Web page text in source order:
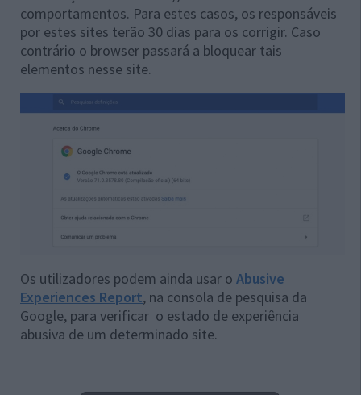
comportamentos. Para estes casos, os responsáveis
por estes sites terão 30 dias para os corrigir. Caso
contrário o browser passará a bloquear tais
elementos nesse site.
Os utilizadores podem ainda usar o Abusive
Experiences Report, na consola de pesquisa da
Google, para verificar o estado de experiência
abusiva de um determinado site.